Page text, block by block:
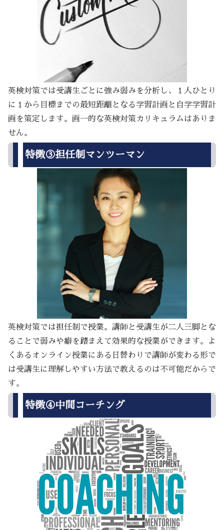
英検対策では受講生ごとに強み弱みを分析し、１人ひとり
に１から目標までの最短距離となる学習計画と自学学習計
画を策定します。画一的な英検対策カリキュラムはありま
せん。
特徴③担任制マンツーマン
英検対策では担任制で授業。講師と受講生が二人三脚とな
ることで弱みや癖を踏まえて効果的な授業ができます。よ
くあるオンライン授業にある日替わりで講師が変わる形で
は受講生に理解しやすい方法で教えるのは不可能だからで
す。
特徴④中間コーチング